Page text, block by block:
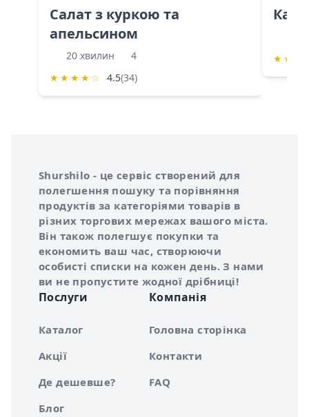
Салат з куркою та
апельсином
20 хвилин
4
★ ★ ★ ★ ☆ 4.5(34)
★ ★
Про сервіс Shurshilo
Shurshilo - це сервіс створений для
полегшення пошуку та порівняння
продуктів за категоріями товарів в
різних торгових мережах вашого міста.
Він також полегшує покупки та
економить ваш час, створюючи
особисті списки на кожен день. З нами
ви не пропустите жодної дрібниці!
Послуги
Каталог
Акції
Де дешевше?
Блог
Компанія
Головна сторінка
Контакти
FAQ